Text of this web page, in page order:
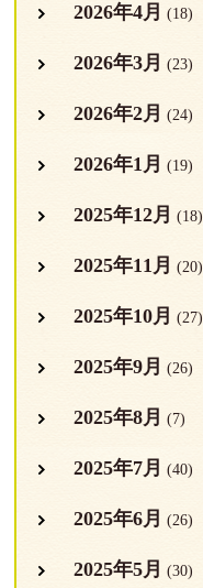
2026年4月 (18)
2026年3月 (23)
2026年2月 (24)
2026年1月 (19)
2025年12月 (18)
2025年11月 (20)
2025年10月 (27)
2025年9月 (26)
2025年8月 (7)
2025年7月 (40)
2025年6月 (26)
2025年5月 (30)